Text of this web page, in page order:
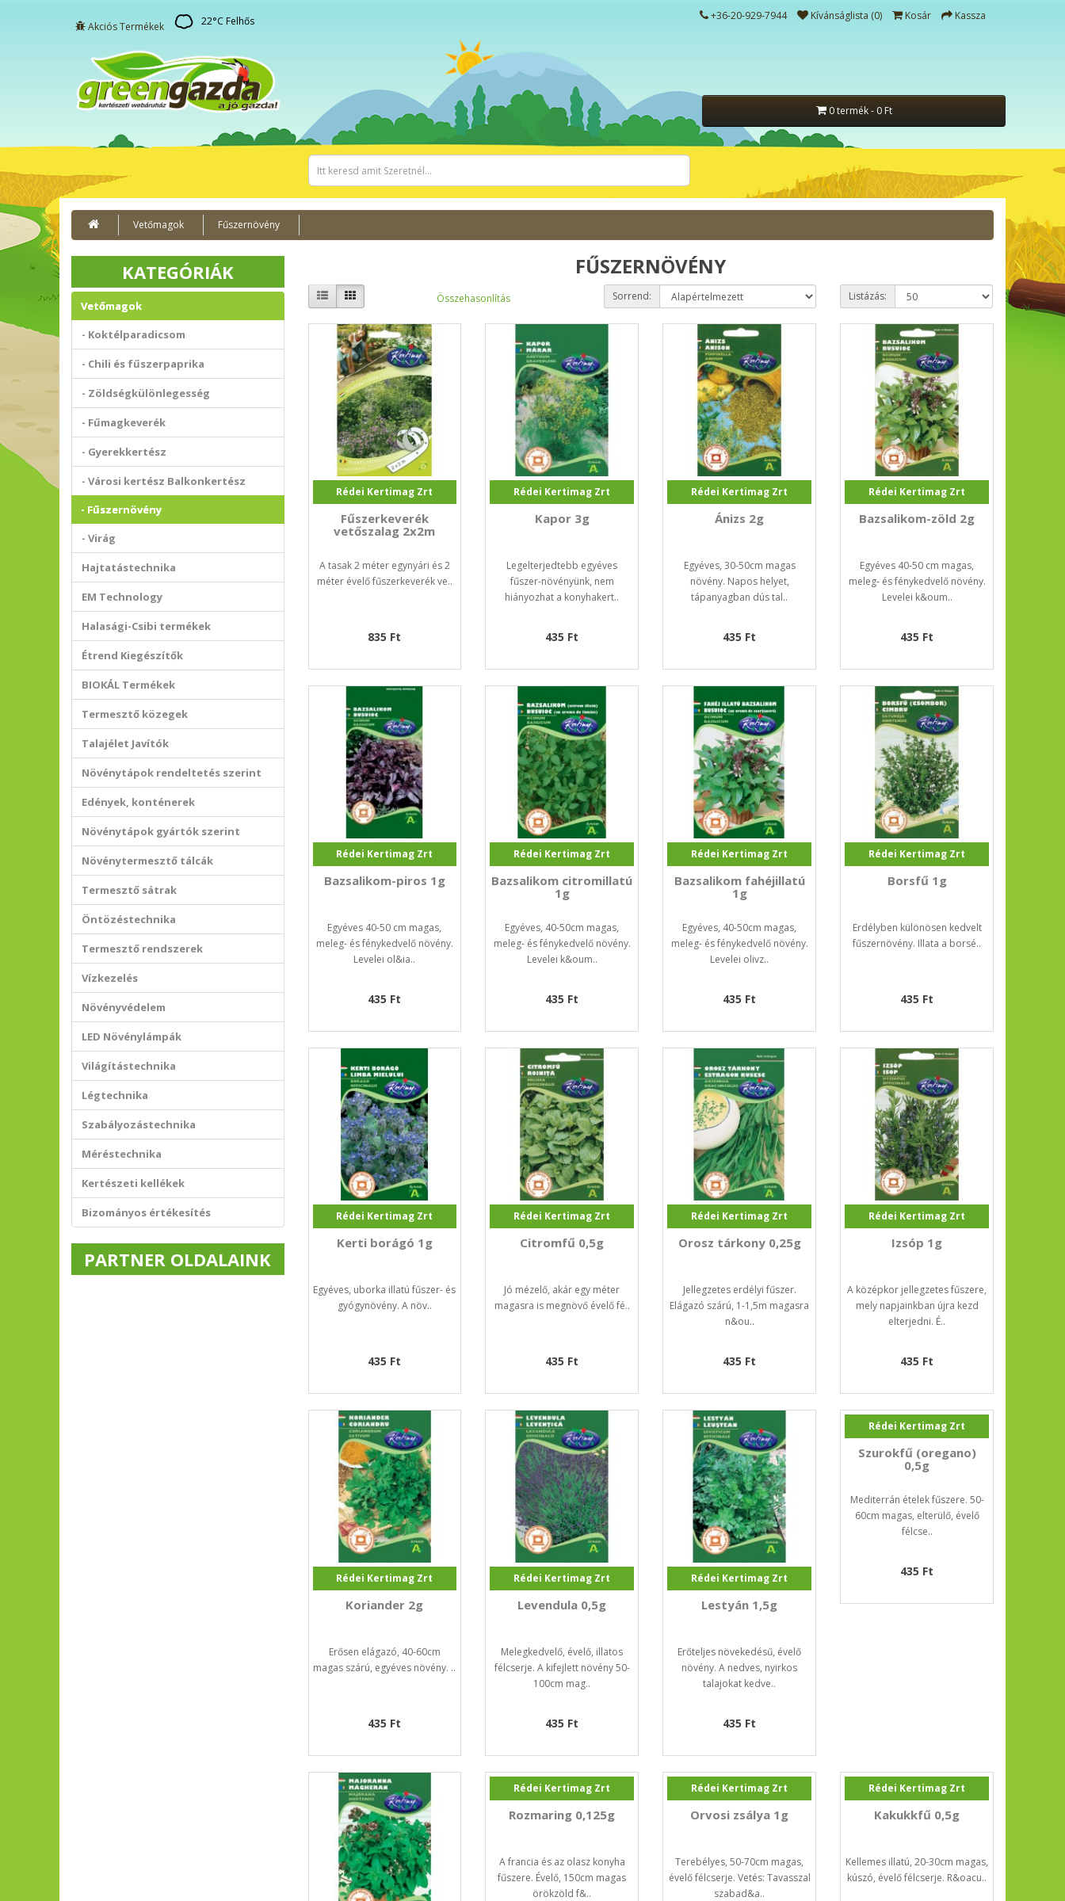
Akciós Termékek 22°C Felhős +36-20-929-7944 Kívánságlista (0) Kosár Kassza
0 termék - 0 Ft
Vetőmagok Fűszernövény
KATEGÓRIÁK
Vetőmagok
- Koktélparadicsom
- Chili és fűszerpaprika
- Zöldségkülönlegesség
- Fűmagkeverék
- Gyerekkertész
- Városi kertész Balkonkertész
- Fűszernövény
- Virág
Hajtatástechnika
EM Technology
Halasági-Csibi termékek
Étrend Kiegészítők
BIOKÁL Termékek
Termesztő közegek
Talajélet Javítók
Növénytápok rendeltetés szerint
Edények, konténerek
Növénytápok gyártók szerint
Növénytermesztő tálcák
Termesztő sátrak
Öntözéstechnika
Termesztő rendszerek
Vízkezelés
Növényvédelem
LED Növénylámpák
Világítástechnika
Légtechnika
Szabályozástechnika
Méréstechnika
Kertészeti kellékek
Bizományos értékesítés
PARTNER OLDALAINK
FŰSZERNÖVÉNY
Összehasonlítás Sorrend: Listázás:
Rédei Kertimag Zrt
Fűszerkeverék
vetőszalag 2x2m
A tasak 2 méter egynyári és 2
méter évelő fűszerkeverék ve..
835 Ft
Rédei Kertimag Zrt
Kapor 3g
Legelterjedtebb egyéves
fűszer-növényünk, nem
hiányozhat a konyhakert..
435 Ft
Rédei Kertimag Zrt
Ánizs 2g
Egyéves, 30-50cm magas
növény. Napos helyet,
tápanyagban dús tal..
435 Ft
Rédei Kertimag Zrt
Bazsalikom-zöld 2g
Egyéves 40-50 cm magas,
meleg- és fénykedvelő növény.
Levelei k&oum..
435 Ft
Rédei Kertimag Zrt
Bazsalikom-piros 1g
Egyéves 40-50 cm magas,
meleg- és fénykedvelő növény.
Levelei ol&ia..
435 Ft
Rédei Kertimag Zrt
Bazsalikom citromillatú
1g
Egyéves, 40-50cm magas,
meleg- és fénykedvelő növény.
Levelei k&oum..
435 Ft
Rédei Kertimag Zrt
Bazsalikom fahéjillatú
1g
Egyéves, 40-50cm magas,
meleg- és fénykedvelő növény.
Levelei olivz..
435 Ft
Rédei Kertimag Zrt
Borsfű 1g
Erdélyben különösen kedvelt
fűszernövény. Illata a borsé..
435 Ft
Rédei Kertimag Zrt
Kerti borágó 1g
Egyéves, uborka illatú fűszer- és
gyógynövény. A növ..
435 Ft
Rédei Kertimag Zrt
Citromfű 0,5g
Jó mézelő, akár egy méter
magasra is megnövő évelő fé..
435 Ft
Rédei Kertimag Zrt
Orosz tárkony 0,25g
Jellegzetes erdélyi fűszer.
Elágazó szárú, 1-1,5m magasra
n&ou..
435 Ft
Rédei Kertimag Zrt
Izsóp 1g
A középkor jellegzetes fűszere,
mely napjainkban újra kezd
elterjedni. É..
435 Ft
Rédei Kertimag Zrt
Koriander 2g
Erősen elágazó, 40-60cm
magas szárú, egyéves növény. ..
435 Ft
Rédei Kertimag Zrt
Levendula 0,5g
Melegkedvelő, évelő, illatos
félcserje. A kifejlett növény 50-
100cm mag..
435 Ft
Rédei Kertimag Zrt
Lestyán 1,5g
Erőteljes növekedésű, évelő
növény. A nedves, nyirkos
talajokat kedve..
435 Ft
Rédei Kertimag Zrt
Szurokfű (oregano)
0,5g
Mediterrán ételek fűszere. 50-
60cm magas, elterülő, évelő
félcse..
435 Ft
Rédei Kertimag Zrt
Rozmaring 0,125g
A francia és az olasz konyha
fűszere. Évelő, 150cm magas
örökzöld f&..
Rédei Kertimag Zrt
Orvosi zsálya 1g
Terebélyes, 50-70cm magas,
évelő félcserje. Vetés: Tavasszal
szabad&a..
Rédei Kertimag Zrt
Kakukkfű 0,5g
Kellemes illatú, 20-30cm magas,
kúszó, évelő félcserje. R&oacu..